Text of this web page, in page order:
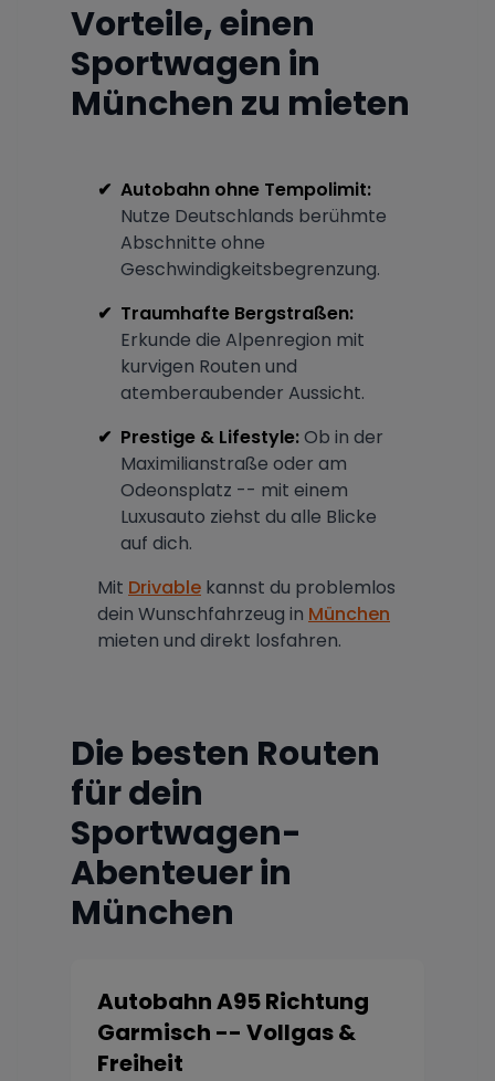
Vorteile, einen
Sportwagen in
München zu mieten
✔ Autobahn ohne Tempolimit:
Nutze Deutschlands berühmte
Abschnitte ohne
Geschwindigkeitsbegrenzung.
✔ Traumhafte Bergstraßen:
Erkunde die Alpenregion mit
kurvigen Routen und
atemberaubender Aussicht.
✔ Prestige & Lifestyle:Ob in der
Maximilianstraße oder am
Odeonsplatz -- mit einem
Luxusauto ziehst du alle Blicke
auf dich.
Mit Drivable kannst du problemlos
dein Wunschfahrzeug in München
mieten und direkt losfahren.
Die besten Routen
für dein
Sportwagen-
Abenteuer in
München
Autobahn A95 Richtung
Garmisch -- Vollgas &
Freiheit